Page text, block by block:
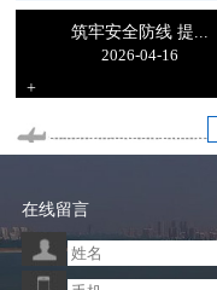
筑牢安全防线 提...
2026-04-16
+
在线留言